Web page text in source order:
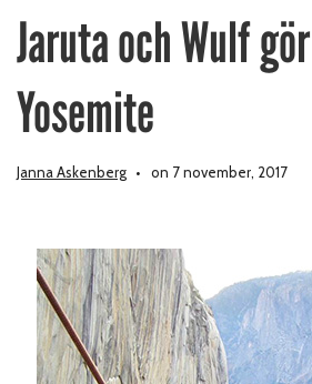
Jaruta och Wulf
Yosemite
Janna Askenberg on 7 november, 2017